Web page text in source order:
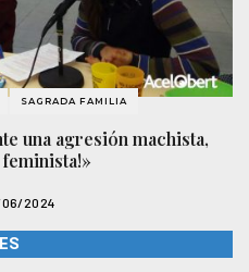
SAGRADA FAMILIA
una agresión machista,
2024